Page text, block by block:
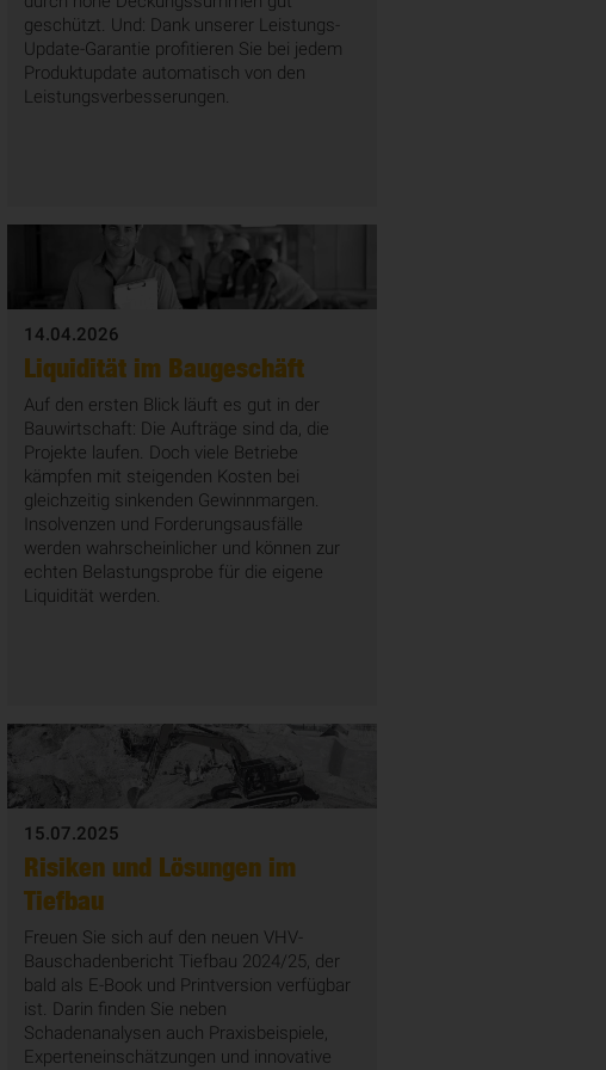
geschützt. Und: Dank unserer Leistungs-
Update-Garantie profitieren Sie bei jedem
Produktupdate automatisch von den
Leistungsverbesserungen.
14.04.2026
Liquidität im Baugeschäft
Auf den ersten Blick läuft es gut in der
Bauwirtschaft: Die Aufträge sind da, die
Projekte laufen. Doch viele Betriebe
kämpfen mit steigenden Kosten bei
gleichzeitig sinkenden Gewinnmargen.
Insolvenzen und Forderungsausfälle
werden wahrscheinlicher und können zur
echten Belastungsprobe für die eigene
Liquidität werden.
15.07.2025
Risiken und Lösungen im
Tiefbau
Freuen Sie sich auf den neuen VHV-
Bauschadenbericht Tiefbau 2024/25, der
bald als E-Book und Printversion verfügbar
ist. Darin finden Sie neben
Schadenanalysen auch Praxisbeispiele,
Experteneinschätzungen und innovative